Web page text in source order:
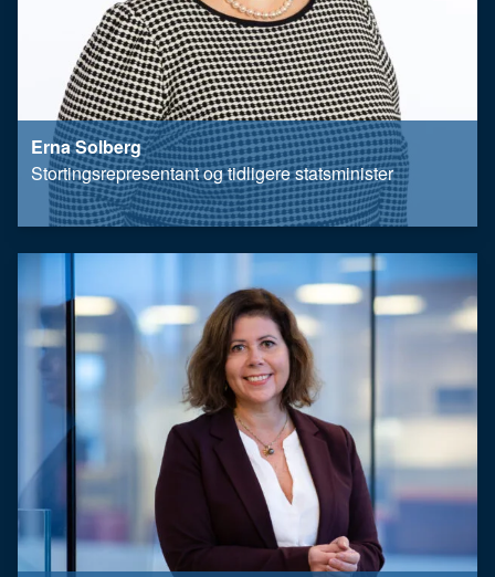
Erna Solberg
Stortingsrepresentant og tidligere statsminister